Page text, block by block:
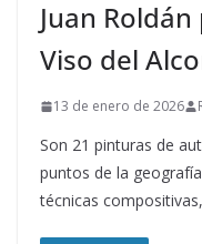
Juan
Viso del
13 de enero de 2026
Son 21 pinturas de
puntos de la
técnicas